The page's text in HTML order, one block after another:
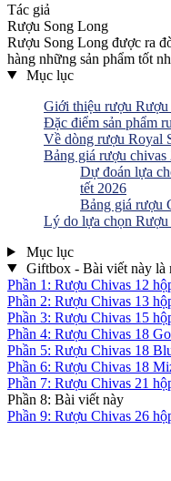
Tác giả
Rượu Song Long
Rượu Song Long được ra
hàng những sản phẩm tốt
Mục lục
Giới thiệu rượu Rượu
Đặc điểm sản phẩm
Về dòng rượu Royal
Bảng giá rượu
Dự đoán lựa
tết 2026
Bảng giá rượu
Lý do lựa chọn
Mục lục
Giftbox - Bài viết này là
Phần 1: Rượu Chivas 12
Phần 2: Rượu Chivas 13
Phần 3: Rượu Chivas 15
Phần 4: Rượu Chivas 18
Phần 5: Rượu Chivas 18
Phần 6: Rượu Chivas 18
Phần 7: Rượu Chivas 21
Phần 8: Bài viết này
Phần 9: Rượu Chivas 26